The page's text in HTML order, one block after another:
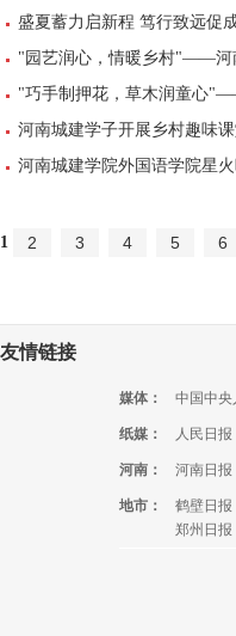
盛夏蓄力启新程 笃行致远促
"园艺润心，情暖乡村"——河
"巧手制押花，草木润童心
河南城建学子开展乡村趣味
河南城建学院外国语学院星
1 2 3 4 5 6
友情链接
媒体： 中国中央
纸媒： 人民日报
河南： 河南日报
地市： 鹤壁日报
郑州日报